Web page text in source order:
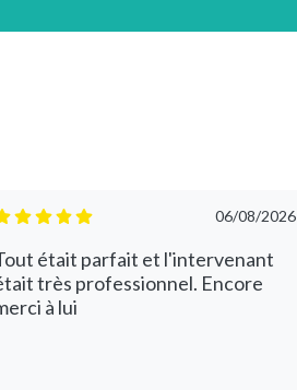
06/08/2026
était parfait et l'intervenant
très professionnel. Encore
à lui